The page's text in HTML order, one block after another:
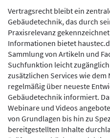
Vertragsrecht bleibt ein
Gebäudetechnik, das durch
Praxisrelevanz
Informationen bietet
Sammlung von Artikeln und
Suchfunktion leicht
zusätzlichen Services wie
regelmäßig über neueste
Gebäudetechnik informiert.
Webinare und Videos
von Grundlagen bis hin zu
bereitgestellten Inhalte